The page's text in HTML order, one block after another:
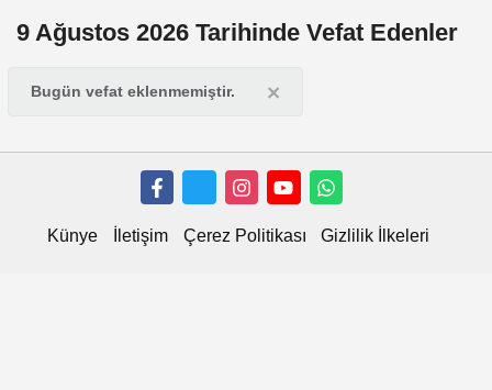
9 Ağustos 2026 Tarihinde Vefat Edenler
Bugün vefat eklenmemiştir. ×
Künye İletişim Çerez Politikası Gizlilik İlkeleri